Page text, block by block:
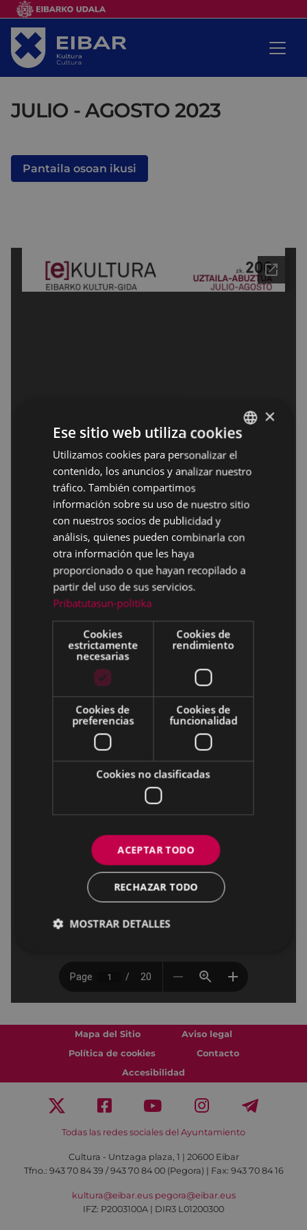
JULIO - AGOSTO 2023
Pantaila osoan ikusi
Mapa del Sitio
Aviso legal
Política de cookies
Contacto
Accesibilidad
Todas las redes sociales del Ayuntamiento
Cultura - Untzaga plaza, 1 | 20600 Eibar
Tfno.: 943 70 84 39 / 943 70 84 00 (Pegora) | Fax: 943 70 84 16
kultura@eibar.eus pegora@eibar.eus
IFZ: P2003100A | DIR3 L01200300
BASQUE
SPANISH
×
Ese sitio web utiliza cookies
Utilizamos cookies para personalizar el
contenido, los anuncios y analizar nuestro
tráfico. También compartimos
información sobre su uso de nuestro sitio
con nuestros socios de publicidad y
análisis, quienes pueden combinarla con
otra información que les haya
proporcionado o que hayan recopilado a
partir del uso de sus servicios.
Pribatutasun-politika
Cookies
estrictamente
necesarias
Cookies de
rendimiento
Cookies de
preferencias
Cookies de
funcionalidad
Cookies no clasificadas
ACEPTAR TODO
RECHAZAR TODO
MOSTRAR DETALLES